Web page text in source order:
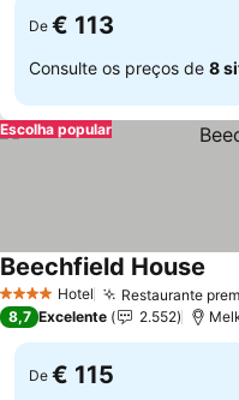
De € 113
Consulte os preços de 8
Escolha popular
4 EstrelasHotel Restaurante
Beechfield House
8,7 Excelente 2.552
De € 115